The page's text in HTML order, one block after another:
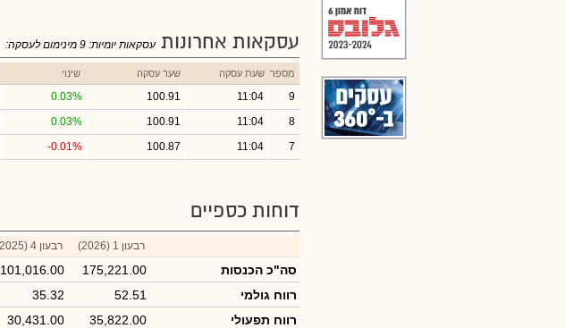
עסקאות אחרונות עסקאות יומיות: 9 מינימום לעסקה:
מספר שעת עסקה שער עסקה שינוי
9
11:04
100.91
0.03%
8
11:04
100.91
0.03%
7
11:04
100.87
-0.01%
דוחות כספיים
רבעון 1 (2026) רבעון 4 (2025)
סה"כ הכנסות 175,221.00
101,016.00
רווח גולמי
52.51
35.32
רווח תפעולי
35,822.00
30,431.00